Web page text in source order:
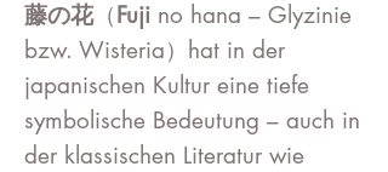
藤の花（Fuji no hana – Glyzinie
bzw. Wisteria）hat in der
japanischen Kultur eine tiefe
symbolische Bedeutung – auch in
der klassischen Literatur wie